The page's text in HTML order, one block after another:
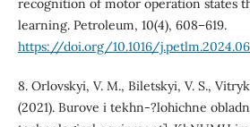
learning. Petroleum, 10(4), 608–619.
https://doi.org/10.1016/
8. Orlovskyi, V. M., Biletskyi, V. S.,
(2021). Burove i tekhn-?lohichne